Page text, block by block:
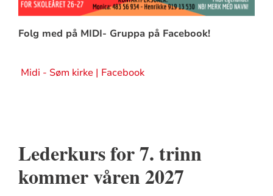
Folg med på MIDI- Gruppa på Facebook!
Midi - Søm kirke | Facebook
Lederkurs for 7. trinn
kommer våren 2027